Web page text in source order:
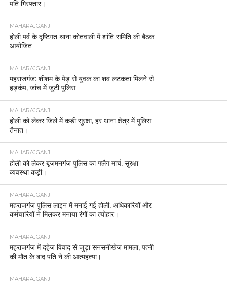
पति गिरफ्तार।
MAHARAJGANJ
होली पर्व के दृष्टिगत थाना कोतवाली में शांति समिति की बैठक
आयोजित
MAHARAJGANJ
महराजगंज: शीशम के पेड़ से युवक का शव लटकता मिलने से
हड़कंप, जांच में जुटी पुलिस
MAHARAJGANJ
होली को लेकर जिले में कड़ी सुरक्षा, हर थाना क्षेत्र में पुलिस
तैनात।
MAHARAJGANJ
होली को लेकर बृजमनगंज पुलिस का फ्लैग मार्च, सुरक्षा
व्यवस्था कड़ी।
MAHARAJGANJ
महराजगंज पुलिस लाइन में मनाई गई होली, अधिकारियों और
कर्मचारियों ने मिलकर मनाया रंगों का त्योहार।
MAHARAJGANJ
महराजगंज में दहेज विवाद से जुड़ा सनसनीखेज मामला, पत्नी
की मौत के बाद पति ने की आत्महत्या।
MAHARAJGANJ